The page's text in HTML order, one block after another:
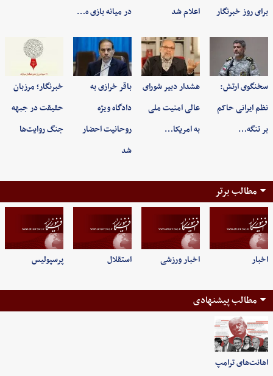
برای روز خبرنگار اعلام شد در میانه بازی ه…
سخنگوی ارتش:
نظم ایرانی حاکم
بر تنگه…
هشدار دبیر شورای
عالی امنیت ملی
به امریکا…
باقر خرازی به
دادگاه ویژه
روحانیت احضار
شد
خبرنگار؛ مرزبان
حقیقت در جبهه
جنگ روایت‌ها
مطالب برتر
اخبار اخبار ورزشی استقلال پرسپولیس
مطالب پیشنهادی
اهانت‌های ترامپ